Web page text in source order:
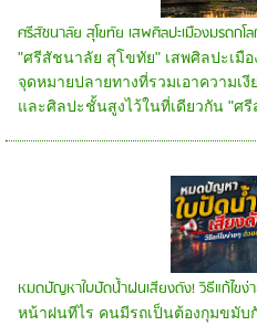
ศรีสัชนาลัย สุโขทัย เสพศิลปะเมืองมรดกโ
"ศรีสัชนาลัย สุโขทัย" เสพศิลปะเมื
จุดหมายปลายทางที่รวมเอาความเ
และศิลปะชั้นสูงไว้ในที่เดียวกัน "ศ
หมดปัญหาใบปัดน้ำฝนเสียงดัง! วิธีแก้ไขง่
หน้าฝนทีไร คนมีรถเป็นต้องกุมขมั